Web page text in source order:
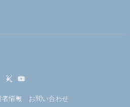
者情報 お問い合わせ